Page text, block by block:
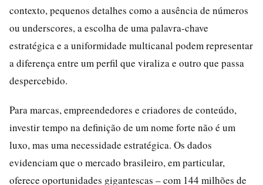
contexto, pequenos detalhes como a ausência de números
ou underscores, a escolha de uma palavra-chave
estratégica e a uniformidade multicanal podem representar
a diferença entre um perfil que viraliza e outro que passa
despercebido.
Para marcas, empreendedores e criadores de conteúdo,
investir tempo na definição de um nome forte não é um
luxo, mas uma necessidade estratégica. Os dados
evidenciam que o mercado brasileiro, em particular,
oferece oportunidades gigantescas – com 144 milhões de